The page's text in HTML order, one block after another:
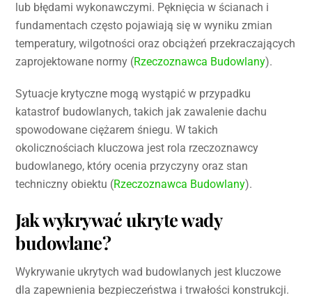
lub błędami wykonawczymi. Pęknięcia w ścianach i
fundamentach często pojawiają się w wyniku zmian
temperatury, wilgotności oraz obciążeń przekraczających
zaprojektowane normy (Rzeczoznawca Budowlany).
Sytuacje krytyczne mogą wystąpić w przypadku
katastrof budowlanych, takich jak zawalenie dachu
spowodowane ciężarem śniegu. W takich
okolicznościach kluczowa jest rola rzeczoznawcy
budowlanego, który ocenia przyczyny oraz stan
techniczny obiektu (Rzeczoznawca Budowlany).
Jak wykrywać ukryte wady
budowlane?
Wykrywanie ukrytych wad budowlanych jest kluczowe
dla zapewnienia bezpieczeństwa i trwałości konstrukcji.